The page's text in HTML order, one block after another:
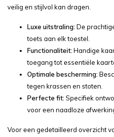
veilig en stijlvol kan dragen.
Luxe uitstraling: De
toets aan elk toestel.
Functionaliteit: Handige
toegang tot essentiële
Optimale bescherming:
tegen krassen en stoten.
Perfecte fit: Specifiek
voor een naadloze
Voor een gedetailleerd overzicht